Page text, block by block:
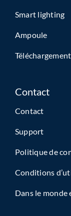
Smart lighting
Ampoule
Contact
Contact
Support
Politique de
Conditions
Dans le monde